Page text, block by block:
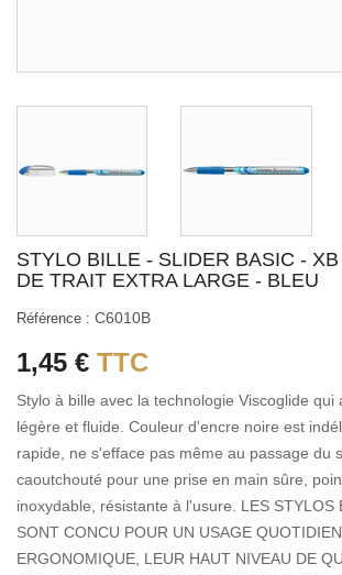
STYLO BILLE - SLIDER BASIC -
DE TRAIT EXTRA LARGE - BLEU
Référence : C6010B
1,45 € TTC
Stylo à bille avec la technologie Viscoglide qui
légère et fluide. Couleur d'encre noire est
rapide, ne s'efface pas même au passage du
caoutchouté pour une prise en main sûre,
inoxydable, résistante à l'usure. LES STYLOS
SONT CONCU POUR UN USAGE
ERGONOMIQUE, LEUR HAUT NIVEAU DE